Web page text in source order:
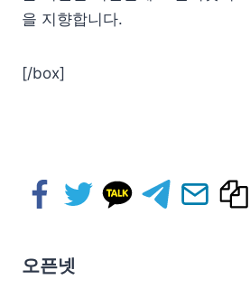
을 지향합니다.
[/box]
오픈넷